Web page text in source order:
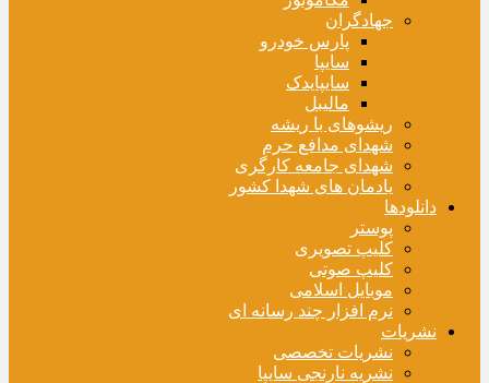
جهادگران
پارس خودرو
سایپا
سایپایدک
مالیبل
ریشوهای با ریشه
شهدای مدافع حرم
شهدای جامعه کارگری
یادمان های شهدا کشور
دانلودها
پوستر
کلیپ تصویری
کلیپ صوتی
موبایل اسلامی
نرم افزار چند رسانه ای
نشریات
نشریات تخصصی
نشریه نارنجی سایپا